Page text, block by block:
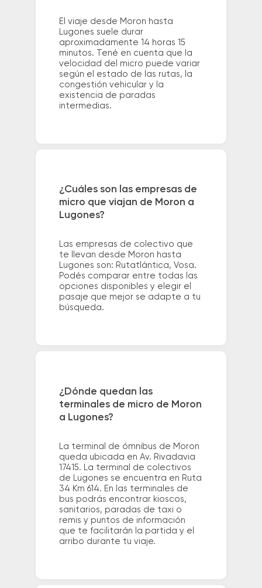
El viaje desde Moron hasta
Lugones suele durar
aproximadamente 14 horas 15
minutos. Tené en cuenta que la
velocidad del micro puede variar
según el estado de las rutas, la
congestión vehicular y la
existencia de paradas
intermedias.
¿Cuáles son las empresas de
micro que viajan de Moron a
Lugones?
Las empresas de colectivo que
te llevan desde Moron hasta
Lugones son: Rutatlántica, Vosa.
Podés comparar entre todas las
opciones disponibles y elegir el
pasaje que mejor se adapte a tu
búsqueda.
¿Dónde quedan las
terminales de micro de Moron
a Lugones?
La terminal de ómnibus de Moron
queda ubicada en Av. Rivadavia
17415. La terminal de colectivos
de Lugones se encuentra en Ruta
34 Km 614. En las terminales de
bus podrás encontrar kioscos,
sanitarios, paradas de taxi o
remis y puntos de información
que te facilitarán la partida y el
arribo durante tu viaje.